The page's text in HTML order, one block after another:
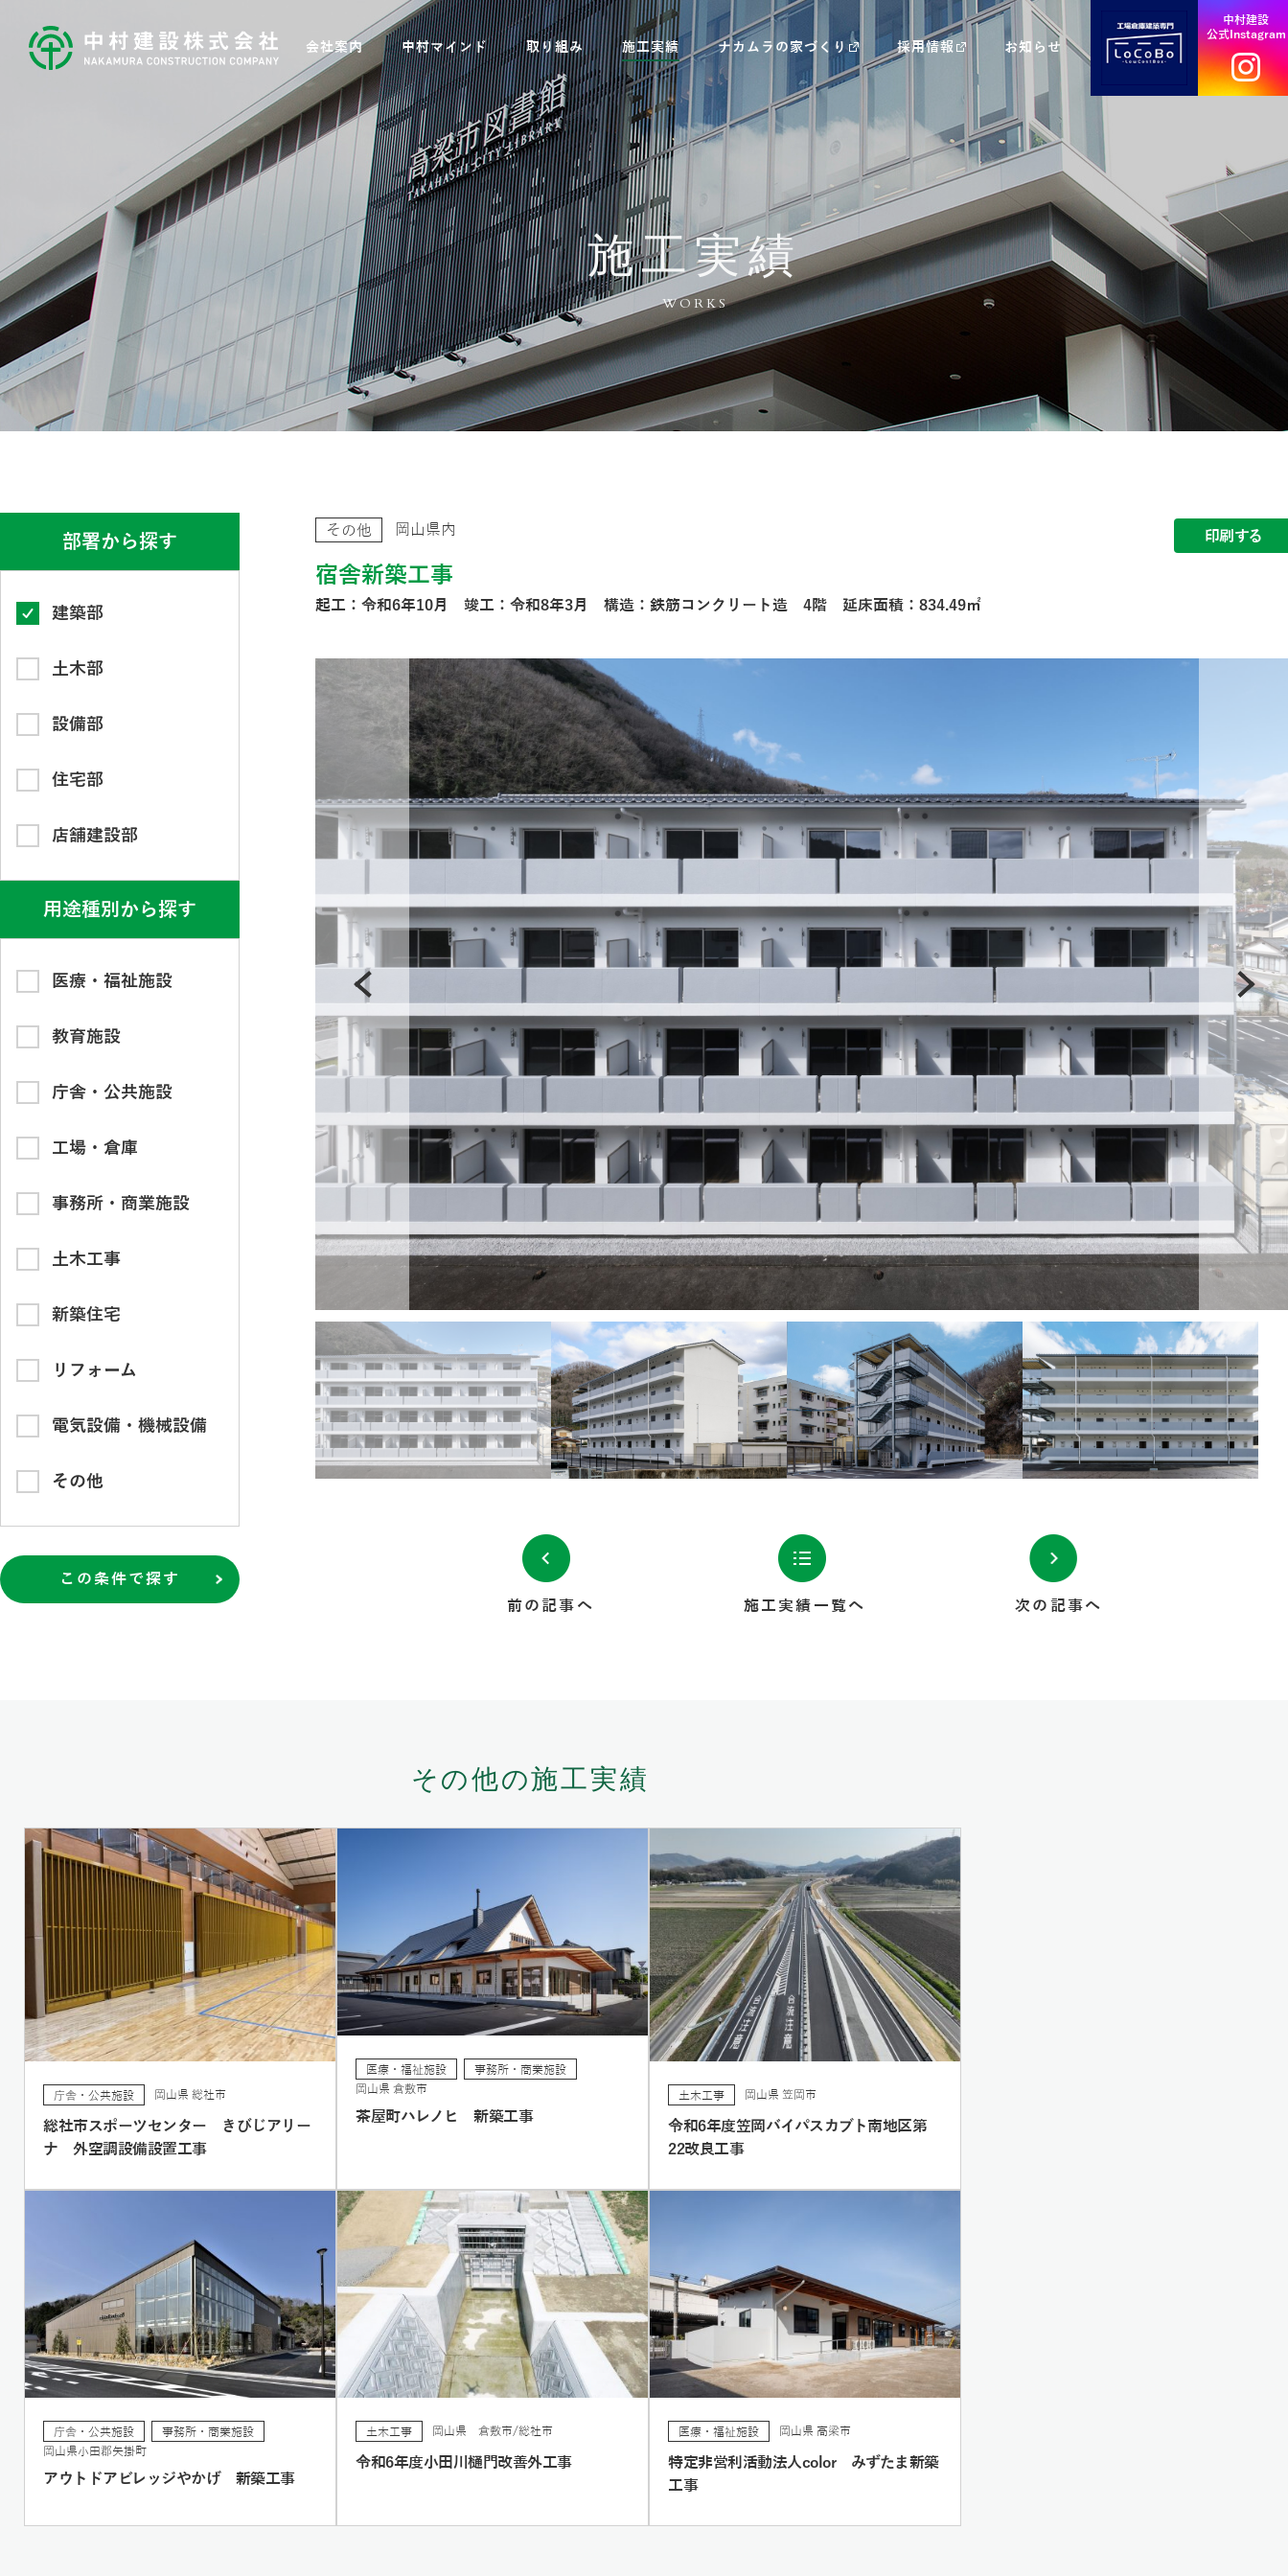
会社案内 中村マインド 取り組み 施工実績 ナカムラの家づくり 採用情報 お知らせ
中村建設
公式Instagram
施工実績
WORKS
部署から探す
建築部
土木部
設備部
住宅部
店舗建設部
用途種別から探す
医療・福祉施設
教育施設
庁舎・公共施設
工場・倉庫
事務所・商業施設
土木工事
新築住宅
リフォーム
電気設備・機械設備
その他
その他 岡山県内 印刷する
宿舎新築工事
起工：令和6年10月 竣工：令和8年3月 構造：鉄筋コンクリート造 4階 延床面積：834.49㎡
前の記事へ 施工実績一覧へ 次の記事へ
その他の施工実績
庁舎・公共施設 岡山県 総社市
総社市スポーツセンター きびじアリー
ナ 外空調設備設置工事
医療・福祉施設
事務所・商業施設
岡山県 倉敷市
茶屋町ハレノヒ 新築工事
土木工事 岡山県 笠岡市
令和6年度笠岡バイパスカブト南地区第
22改良工事
庁舎・公共施設
事務所・商業施設
岡山県小田郡矢掛町
アウトドアビレッジやかげ 新築工事
土木工事 岡山県 倉敷市/総社市
令和6年度小田川樋門改善外工事
医療・福祉施設 岡山県 高梁市
特定非営利活動法人color みずたま新築
工事